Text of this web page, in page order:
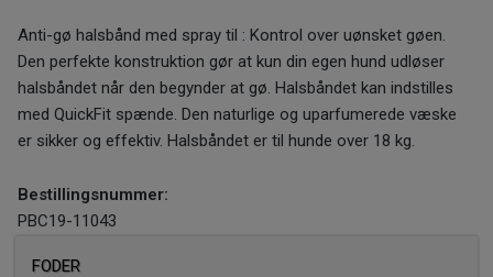
FODER
Anti-gø halsbånd med spray til : Kontrol over uønsket gøen.
Den perfekte konstruktion gør at kun din egen hund udløser
halsbåndet når den begynder at gø. Halsbåndet kan indstilles
med QuickFit spænde. Den naturlige og uparfumerede væske
er sikker og effektiv. Halsbåndet er til hunde over 18 kg.
Bestillingsnummer:
PBC19-11043